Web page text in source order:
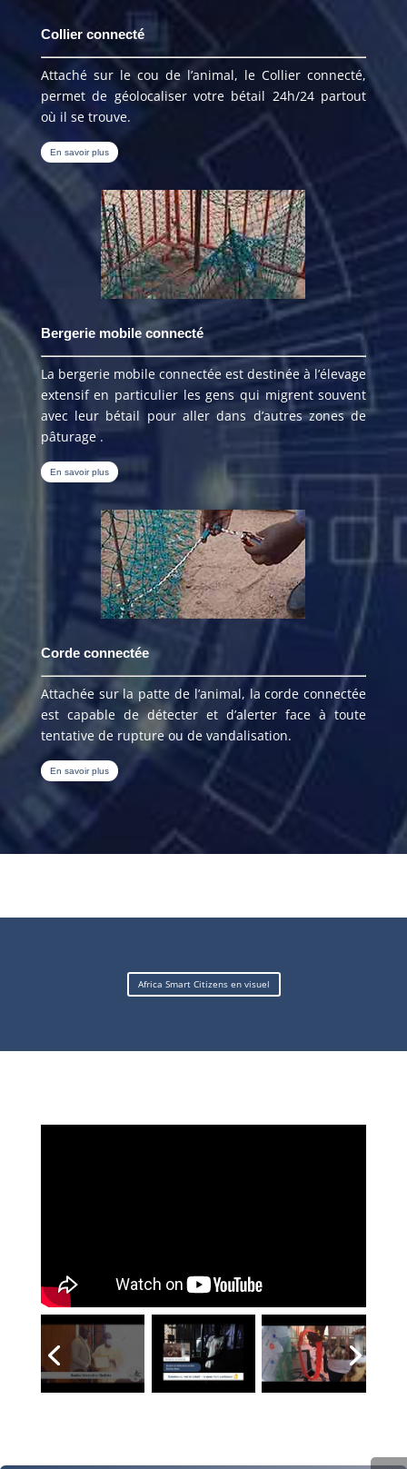
Collier connecté
Attaché sur le cou de l’animal, le Collier connecté,
permet de géolocaliser votre bétail 24h/24 partout
où il se trouve.
En savoir plus
Bergerie mobile connecté
La bergerie mobile connectée est destinée à l’élevage
extensif en particulier les gens qui migrent souvent
avec leur bétail pour aller dans d’autres zones de
pâturage .
En savoir plus
Corde connectée
Attachée sur la patte de l’animal, la corde connectée
est capable de détecter et d’alerter face à toute
tentative de rupture ou de vandalisation.
En savoir plus
Africa Smart Citizens en visuel